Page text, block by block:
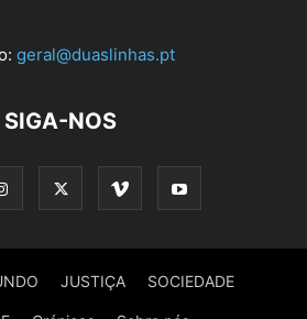
geral@duaslinhas.pt
SIGA-NOS
JUSTIÇA SOCIEDADE